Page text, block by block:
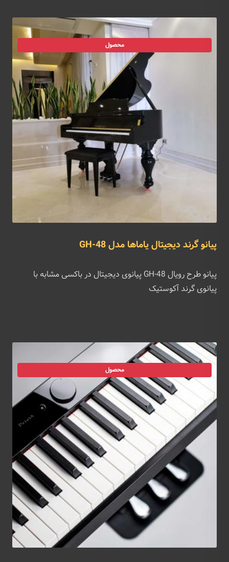
محصول
پیانو گرند دیجیتال یاماها مدل GH-48
پیانو طرح رویال GH-48 پیانوی دیجیتال در باکسی مشابه با
پیانوی گرند آکوستیک
محصول